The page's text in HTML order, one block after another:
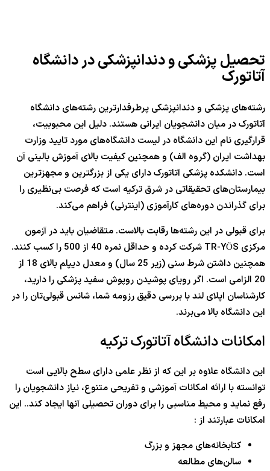
تحصیل پزشکی و دندانپزشکی در دانشگاه
آتاتورک
رشته‌های پزشکی و دندانپزشکی پرطرفدارترین رشته‌های دانشگاه
آتاتورک در میان دانشجویان ایرانی هستند. دلیل این محبوبیت،
قرارگیری نام این دانشگاه در لیست دانشگاه‌های مورد تایید وزارت
بهداشت ایران (گروه الف) و همچنین کیفیت بالای آموزش بالینی آن
است. دانشکده پزشکی آتاتورک دارای یکی از بزرگترین و مجهزترین
بیمارستان‌های تحقیقاتی در شرق ترکیه است که فرصت بی‌نظیری را
برای گذراندن دوره‌های کارآموزی (اینترنی) فراهم می‌کند.
برای قبولی در این رشته‌ها رقابت بالاست. متقاضیان باید در آزمون
مرکزی TR-YÖS شرکت کرده و حداقل نمره 40 از 500 را کسب کنند.
همچنین داشتن شرط سنی (زیر 25 سال) و معدل دیپلم بالای 18 از
20 الزامی است. اگر رویای پوشیدن روپوش سفید پزشکی را دارید،
کارشناسان اپلای لند با بررسی دقیق رزومه شما، شانس قبولی‌تان را در
این دانشگاه بالا می‌برند.
امکانات دانشگاه آتاتورک ترکیه
این دانشگاه علاوه بر این که از نظر علمی دارای سطح بالایی است
توانسته با ارائه امکانات آموزشی و تفریحی متنوع، نیاز دانشجویان را
رفع نماید و محیط مناسبی را برای دوران تحصیلی آنها ایجاد کند.. این
امکانات عبارتند از :
کتابخانه‌های مجهز و بزرگ
سالن‌های مطالعه